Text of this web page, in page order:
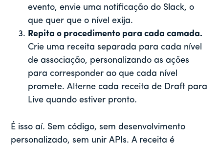
evento, envie uma notificação do Slack, o
que quer que o nível exija.
Repita o procedimento para cada camada.
Crie uma receita separada para cada nível
de associação, personalizando as ações
para corresponder ao que cada nível
promete. Alterne cada receita de Draft para
Live quando estiver pronto.
É isso aí. Sem código, sem desenvolvimento
personalizado, sem unir APIs. A receita é